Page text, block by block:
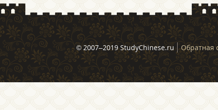
© 2007–2019 StudyChinese.ru Обратная